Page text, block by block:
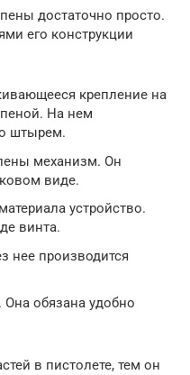
достаточно просто.
его конструкции
крепление на
На нем
штырем.
механизм. Он
виде.
устройство.
винта.
нее производится
Она обязана удобно
в пистолете, тем он